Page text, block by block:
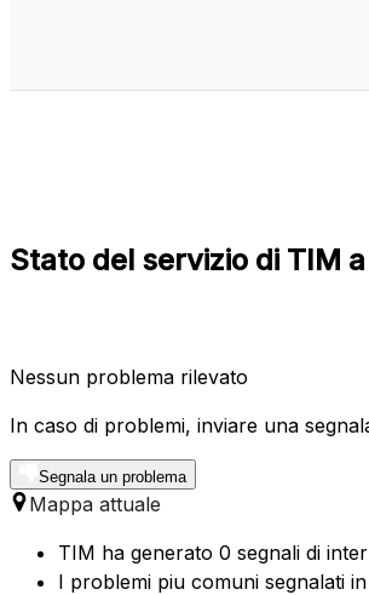
Stato del servizio di TIM
Nessun problema rilevato
In caso di problemi, inviare una
Segnala un problema
Mappa attuale
TIM ha generato 0 segnali di
I problemi piu comuni segnalati